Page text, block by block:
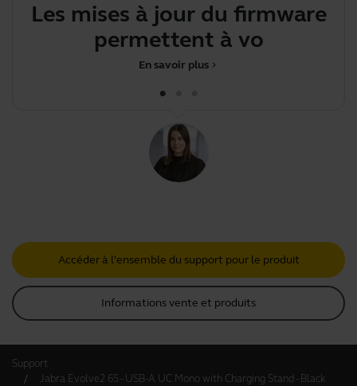
Les mises à jour du firmware
permettent à votre app
chevron_right
En savoir plus
Accéder à l'ensemble du support pour le produit
Informations vente et produits
Support
Jabra Evolve2 65 - USB-A UC Mono with Charging Stand - Black